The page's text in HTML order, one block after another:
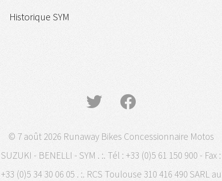
Historique SYM
© 7 août 2026 Runaway Bikes Concessionnaire Motos
SUZUKI - BENELLI - SYM . :. Tél : +33 (0)5 61 150 900 - Fax :
+33 (0)5 34 30 06 05 . :. RCS Toulouse 310 416 490 SARL au